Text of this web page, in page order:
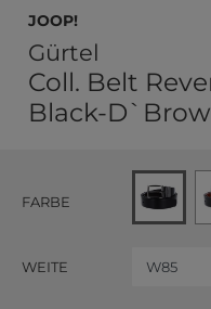
JOOP!
Gürtel
Coll. Belt
Black-
FARBE
WEITE